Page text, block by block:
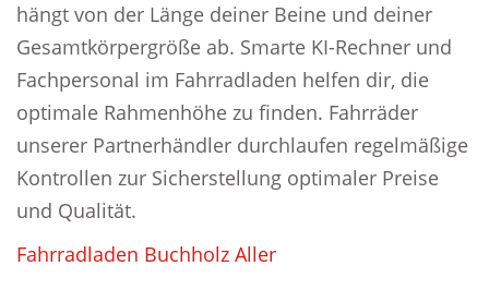
hängt von der Länge deiner Beine und deiner
Gesamtkörpergröße ab. Smarte KI-Rechner und
Fachpersonal im Fahrradladen helfen dir, die
optimale Rahmenhöhe zu finden. Fahrräder
unserer Partnerhändler durchlaufen regelmäßige
Kontrollen zur Sicherstellung optimaler Preise
und Qualität.
Fahrradladen Buchholz Aller